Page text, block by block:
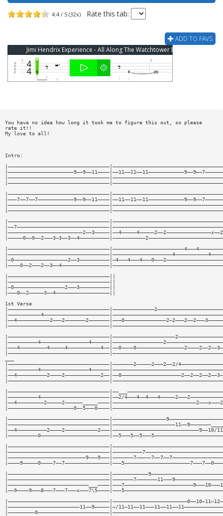
4.4 / 5 (32x) Rate this tab:
ADD TO FAVS
Jimi Hendrix Experience - All Along The Watchtower Bass Tab
You have no idea how long it took me to figure this out, so please
rate it!!
My love to all!
Intro:
|——————————————————————————————————||
|——————————————————————————————————||
|—0—————————————————2———3——————————||
|———0——2—————3——4——————————————————||
1st Verse
|——————————————————————————————————|———————2—————2———2——2/
|——————————4———————————————————————|——2/
|——4——————————2————2———————————2———|—————————————————————————————9——10/
|————————————————————————11——9—————|—/